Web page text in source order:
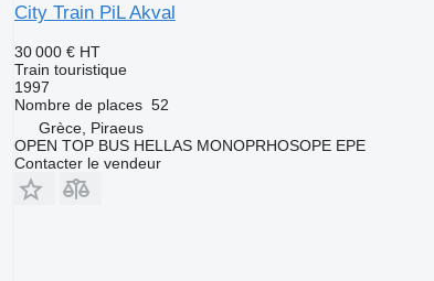
City Train PiL Akval
30 000 € HT
Train touristique
1997
Nombre de places 52
Grèce, Piraeus
OPEN TOP BUS HELLAS MONOPRHOSOPE EPE
Contacter le vendeur